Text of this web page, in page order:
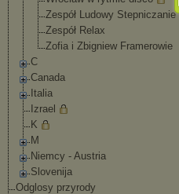
Zespół Ludowy Stepniczanie
Zespół Relax
Zofia i Zbigniew Framerowie
C
Canada
Italia
Izrael
K
M
Niemcy - Austria
Slovenija
Odglosy przyrody